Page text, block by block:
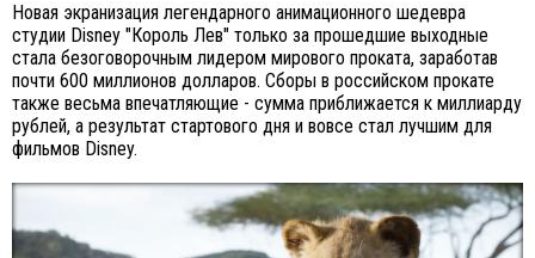
Новая экранизация легендарного анимационного шедевра
студии Disney "Король Лев" только за прошедшие выходные
стала безоговорочным лидером мирового проката, заработав
почти 600 миллионов долларов. Сборы в российском прокате
также весьма впечатляющие - сумма приближается к миллиарду
рублей, а результат стартового дня и вовсе стал лучшим для
фильмов Disney.